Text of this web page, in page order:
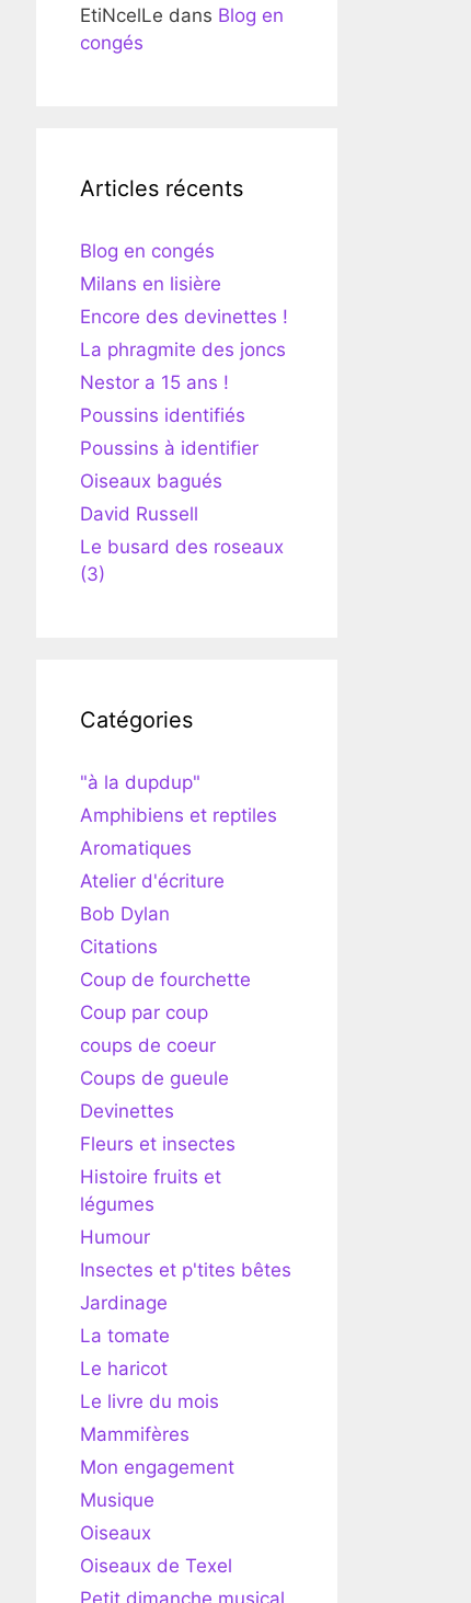
EtiNcelLe dans Blog en
congés
Articles récents
Blog en congés
Milans en lisière
Encore des devinettes !
La phragmite des joncs
Nestor a 15 ans !
Poussins identifiés
Poussins à identifier
Oiseaux bagués
David Russell
Le busard des roseaux
(3)
Catégories
"à la dupdup"
Amphibiens et reptiles
Aromatiques
Atelier d'écriture
Bob Dylan
Citations
Coup de fourchette
Coup par coup
coups de coeur
Coups de gueule
Devinettes
Fleurs et insectes
Histoire fruits et
légumes
Humour
Insectes et p'tites bêtes
Jardinage
La tomate
Le haricot
Le livre du mois
Mammifères
Mon engagement
Musique
Oiseaux
Oiseaux de Texel
Petit dimanche musical